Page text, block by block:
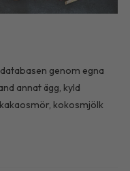
genom egna
annat ägg, kyld
kokosmjölk